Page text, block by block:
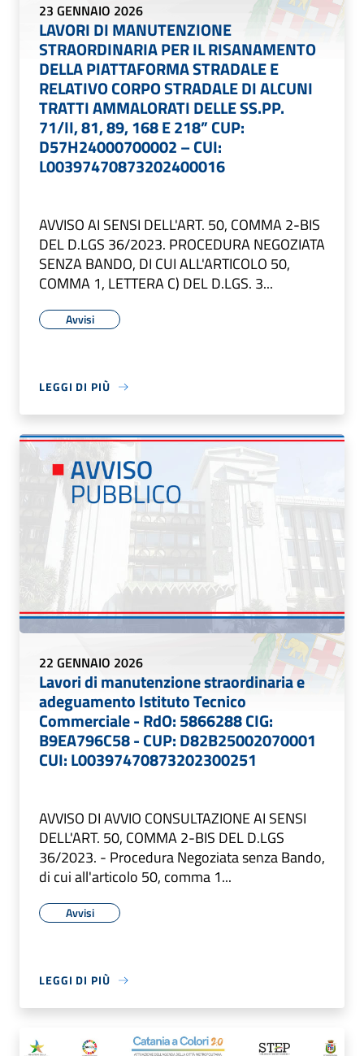
23 GENNAIO 2026
LAVORI DI MANUTENZIONE
STRAORDINARIA PER IL RISANAMENTO
DELLA PIATTAFORMA STRADALE E
RELATIVO CORPO STRADALE DI ALCUNI
TRATTI AMMALORATI DELLE SS.PP.
71/II, 81, 89, 168 E 218” CUP:
D57H24000700002 – CUI:
L00397470873202400016
AVVISO AI SENSI DELL'ART. 50, COMMA 2-BIS
DEL D.LGS 36/2023. PROCEDURA NEGOZIATA
SENZA BANDO, DI CUI ALL'ARTICOLO 50,
COMMA 1, LETTERA C) DEL D.LGS. 3...
Avvisi
LEGGI DI PIÙ
22 GENNAIO 2026
Lavori di manutenzione straordinaria e
adeguamento Istituto Tecnico
Commerciale - RdO: 5866288 CIG:
B9EA796C58 - CUP: D82B25002070001
CUI: L00397470873202300251
AVVISO DI AVVIO CONSULTAZIONE AI SENSI
DELL'ART. 50, COMMA 2-BIS DEL D.LGS
36/2023. - Procedura Negoziata senza Bando,
di cui all'articolo 50, comma 1...
Avvisi
LEGGI DI PIÙ